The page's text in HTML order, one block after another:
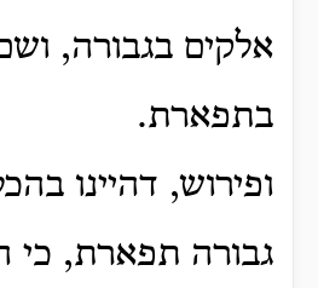
אלקים בגבורה,
בתפארת.
ופירוש, דהיינו
גבורה תפארת, כי